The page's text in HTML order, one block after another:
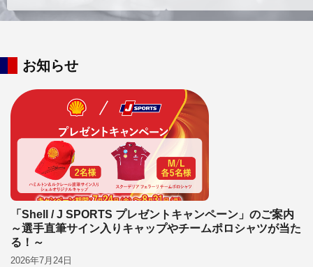
お知らせ
「Shell / J SPORTS プレゼントキャンペーン」のご案内
～選手直筆サイン入りキャップやチームポロシャツが当た
る！～
2026年7月24日